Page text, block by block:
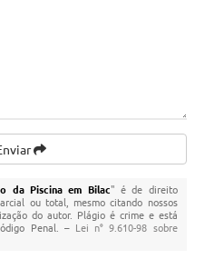
da Piscina em Bilac" é de direito
ou total, mesmo citando nossos
do autor. Plágio é crime e está
Penal. – Lei n° 9.610-98 sobre